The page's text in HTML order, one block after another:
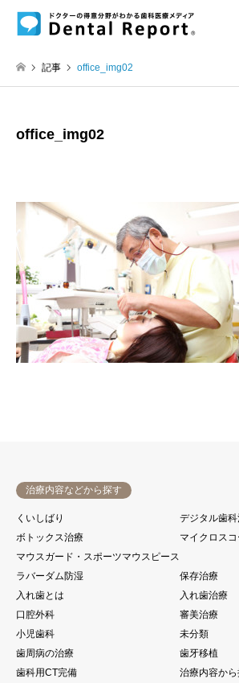
記事 office_img02
office_img02
治療内容などから探す
くいしばり
デジタル歯
ボトックス治療
マイクロス
マウスガード・スポーツマウスピース
ラバーダム防湿
保存治療
入れ歯とは
入れ歯治療
口腔外科
審美治療
小児歯科
未分類
歯周病の治療
歯牙移植
歯科用CT完備
治療内容か